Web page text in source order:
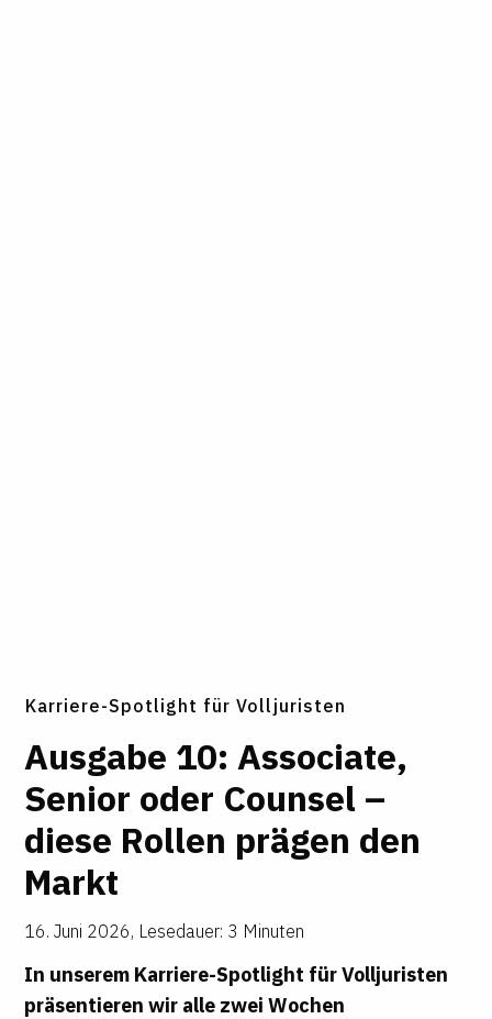
Karriere-Spotlight für Volljuristen
Aus­gabe 10: Asso­ciate,
Senior oder Counsel –
diese Rollen prägen den
Markt
16. Juni 2026, Lesedauer: 3 Minuten
In unserem Karriere-Spotlight für Volljuristen
präsentieren wir alle zwei Wochen